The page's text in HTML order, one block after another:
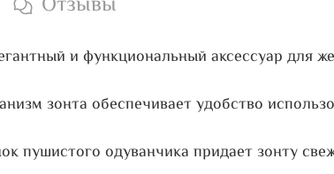
и функциональный аксессуар
зонта обеспечивает удобство
пушистого одуванчика придает зонту